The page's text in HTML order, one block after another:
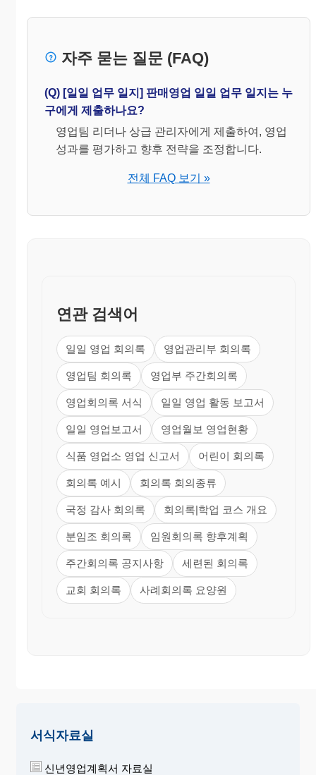
자주 묻는 질문 (FAQ)
(Q) [일일 업무 일지] 판매영업 일일 업무 일지는 누
구에게 제출하나요?
영업팀 리더나 상급 관리자에게 제출하여, 영업
성과를 평가하고 향후 전략을 조정합니다.
전체 FAQ 보기 »
연관 검색어
일일 영업 회의록 영업관리부 회의록
영업팀 회의록 영업부 주간회의록
영업회의록 서식 일일 영업 활동 보고서
일일 영업보고서 영업월보 영업현황
식품 영업소 영업 신고서 어린이 회의록
회의록 예시 회의록 회의종류
국정 감사 회의록 회의록|학업 코스 개요
분임조 회의록 임원회의록 향후계획
주간회의록 공지사항 세련된 회의록
교회 회의록 사례회의록 요양원
서식자료실
신년영업계획서 자료실